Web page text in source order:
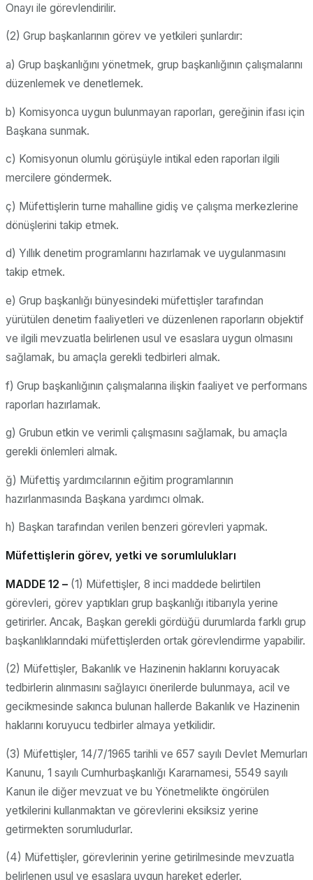
Onayı ile görevlendirilir.
(2) Grup başkanlarının görev ve yetkileri şunlardır:
a) Grup başkanlığını yönetmek, grup başkanlığının çalışmalarını
düzenlemek ve denetlemek.
b) Komisyonca uygun bulunmayan raporları, gereğinin ifası için
Başkana sunmak.
c) Komisyonun olumlu görüşüyle intikal eden raporları ilgili
mercilere göndermek.
ç) Müfettişlerin turne mahalline gidiş ve çalışma merkezlerine
dönüşlerini takip etmek.
d) Yıllık denetim programlarını hazırlamak ve uygulanmasını
takip etmek.
e) Grup başkanlığı bünyesindeki müfettişler tarafından
yürütülen denetim faaliyetleri ve düzenlenen raporların objektif
ve ilgili mevzuatla belirlenen usul ve esaslara uygun olmasını
sağlamak, bu amaçla gerekli tedbirleri almak.
f) Grup başkanlığının çalışmalarına ilişkin faaliyet ve performans
raporları hazırlamak.
g) Grubun etkin ve verimli çalışmasını sağlamak, bu amaçla
gerekli önlemleri almak.
ğ) Müfettiş yardımcılarının eğitim programlarının
hazırlanmasında Başkana yardımcı olmak.
h) Başkan tarafından verilen benzeri görevleri yapmak.
Müfettişlerin görev, yetki ve sorumlulukları
MADDE 12 – (1) Müfettişler, 8 inci maddede belirtilen
görevleri, görev yaptıkları grup başkanlığı itibarıyla yerine
getirirler. Ancak, Başkan gerekli gördüğü durumlarda farklı grup
başkanlıklarındaki müfettişlerden ortak görevlendirme yapabilir.
(2) Müfettişler, Bakanlık ve Hazinenin haklarını koruyacak
tedbirlerin alınmasını sağlayıcı önerilerde bulunmaya, acil ve
gecikmesinde sakınca bulunan hallerde Bakanlık ve Hazinenin
haklarını koruyucu tedbirler almaya yetkilidir.
(3) Müfettişler, 14/7/1965 tarihli ve 657 sayılı Devlet Memurları
Kanunu, 1 sayılı Cumhurbaşkanlığı Kararnamesi, 5549 sayılı
Kanun ile diğer mevzuat ve bu Yönetmelikte öngörülen
yetkilerini kullanmaktan ve görevlerini eksiksiz yerine
getirmekten sorumludurlar.
(4) Müfettişler, görevlerinin yerine getirilmesinde mevzuatla
belirlenen usul ve esaslara uygun hareket ederler.